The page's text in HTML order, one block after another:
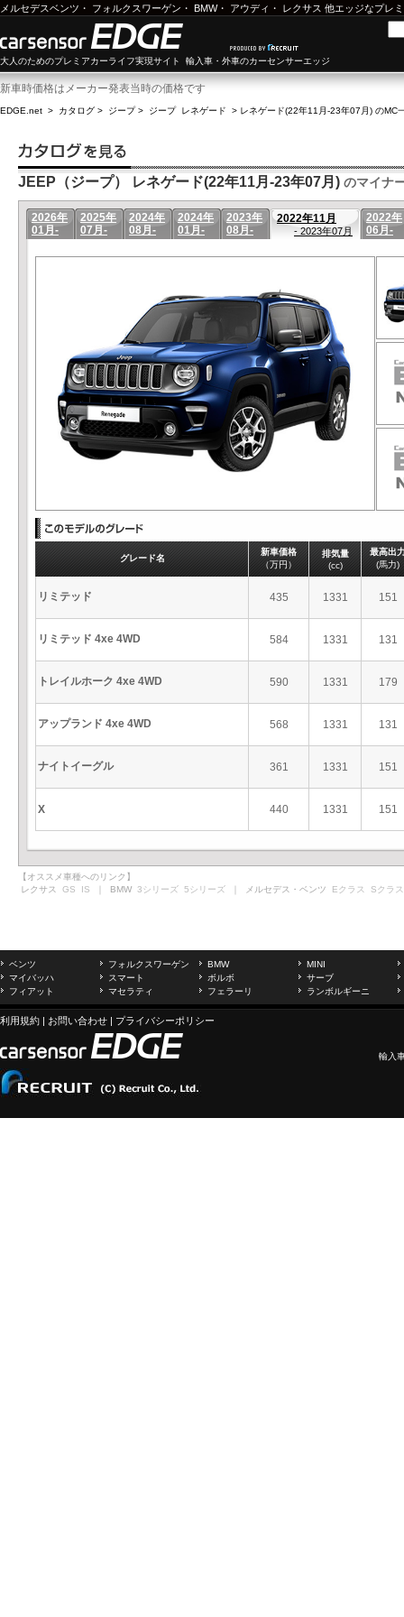
メルセデスベンツ ・ フォルクスワーゲン ・ BMW・ アウディ ・ レクサス 他エッジなプレ
大人のためのプレミアカーライフ実現サイト 輸入車・外車のカーセンサーエッジ
新車時価格はメーカー発表当時の価格です
EDGE.net > カタログ > ジープ> ジープ レネゲード > レネゲード(22年11月-23年07月) のMC
JEEP（ジープ） レネゲード(22年11月-23年07月) のマイナ
2026年
01月-
2025年
07月-
2024年
08月-
2024年
01月-
2023年
08月-
2022年11月
- 2023年07月
2022年
06月-
グレード名
新車価格
（万円）
排気量
(cc)
最高出
(馬力)
リミテッド 435 1331 151
リミテッド 4xe 4WD 584 1331 131
トレイルホーク 4xe 4WD 590 1331 179
アップランド 4xe 4WD 568 1331 131
ナイトイーグル 361 1331 151
X 440 1331 151
【オススメ車種へのリンク】
レクサス GS IS ｜ BMW 3シリーズ 5シリーズ ｜ メルセデス・ベンツ Eクラス Sクラス
ベンツ フォルクスワーゲン BMW
MINI
マイバッハ
スマート ボルボ
サーブ
フィアット
マセラティ フェラーリ ランボルギーニ
利用規約 | お問い合わせ | プライバシーポリシー
輸入